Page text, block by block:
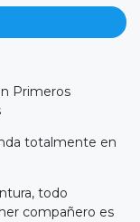
Primeros
totalmente en
todo
compañero es